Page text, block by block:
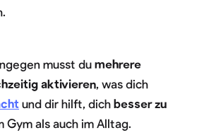
musst du mehrere
aktivieren, was dich
und dir hilft, dich besser zu
Gym als auch im Alltag.